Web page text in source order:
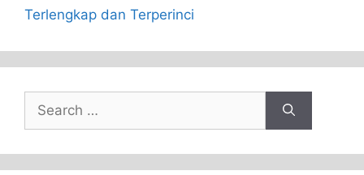
Terlengkap dan Terperinci
Search
for: